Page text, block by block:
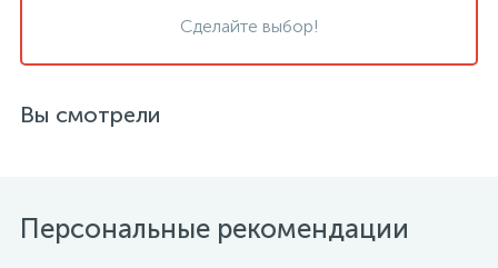
Сделайте выбор!
Вы смотрели
Персональные рекомендации